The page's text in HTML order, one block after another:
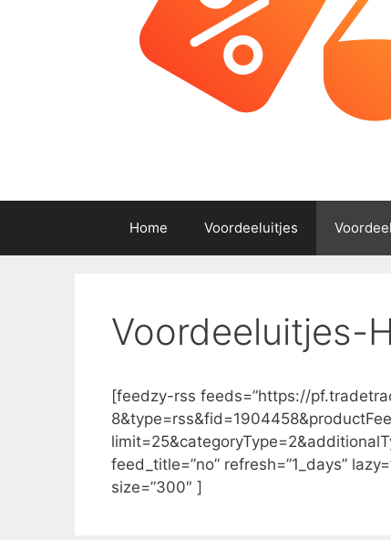
Home Voordeeluitjes
Voordeeluitjes-
[feedzy-rss feeds=”https://
feed_title=”no” refresh=”1_days”
size=”300″ ]